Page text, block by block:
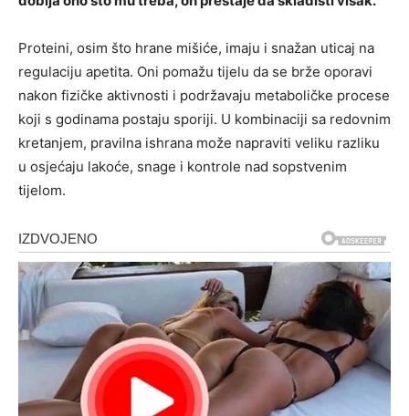
Proteini, osim što hrane mišiće, imaju i snažan uticaj na
regulaciju apetita. Oni pomažu tijelu da se brže oporavi
nakon fizičke aktivnosti i podržavaju metaboličke procese
koji s godinama postaju sporiji. U kombinaciji sa redovnim
kretanjem, pravilna ishrana može napraviti veliku razliku
u osjećaju lakoće, snage i kontrole nad sopstvenim
tijelom.